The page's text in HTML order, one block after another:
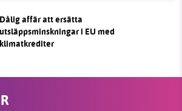
Dålig affär att ersätta
utsläppsminskningar i EU med
klimatkrediter